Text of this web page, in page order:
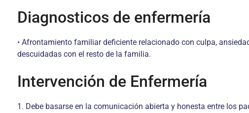
Diagnosticos de enfermería
• Afrontamiento familiar deficiente relacionado con culpa,
descuidadas con el resto de la familia.
Intervención de Enfermería
1. Debe basarse en la comunicación abierta y honesta entre los